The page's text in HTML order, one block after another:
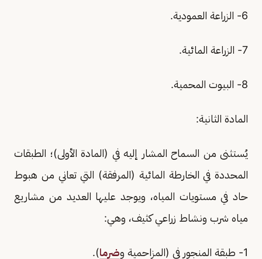
6‏- الزراعة العمودية.
7‏- الزراعة المائية.
8‏- البيوت المحمية.
المادة الثانية:
يُستثنى من السماح المشار إليه في (المادة الأولى)؛ الطبقات
المحددة في الخارطة المائية (المرفقة) التي تعاني من هبوط
حاد في مستويات المياه، ويوجد عليها العديد من مشاريع
مياه شرب ونشاط زراعي كثيف، وهي:
1‏- طبقة المنجور في (المزاحمية و ضرما).